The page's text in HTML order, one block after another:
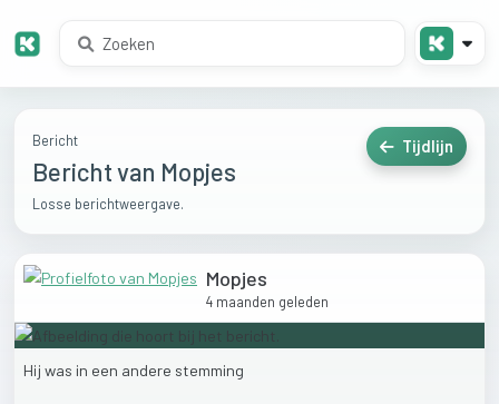
Bericht
Bericht van Mopjes
Losse berichtweergave.
Tijdlijn
Mopjes
4 maanden geleden
Hij was in een andere stemming